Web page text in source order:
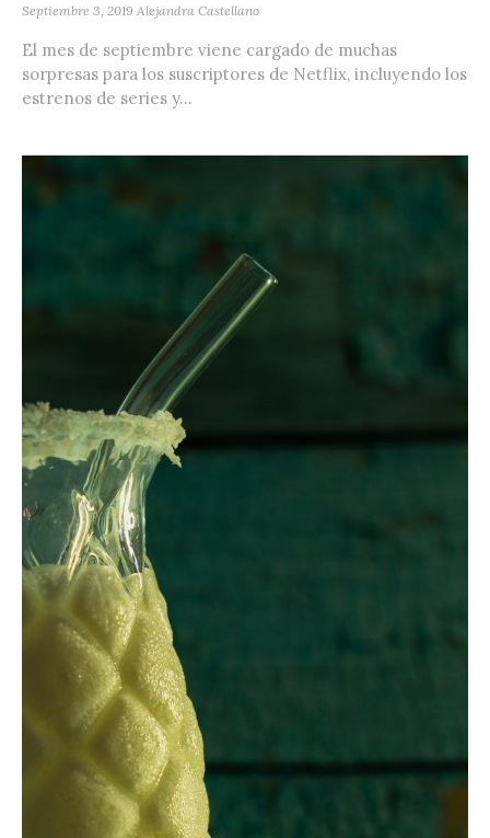
Septiembre 3, 2019 Alejandra Castellano
El mes de septiembre viene cargado de muchas
sorpresas para los suscriptores de Netflix, incluyendo los
estrenos de series y...